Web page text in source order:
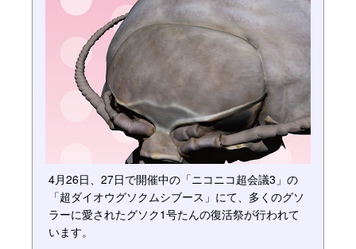
4月26日、27日で開催中の「ニコニコ超会議3」の
「超ダイオウグソクムシブース」にて、多くのグソ
ラーに愛されたグソク1号たんの復活祭が行われて
います。